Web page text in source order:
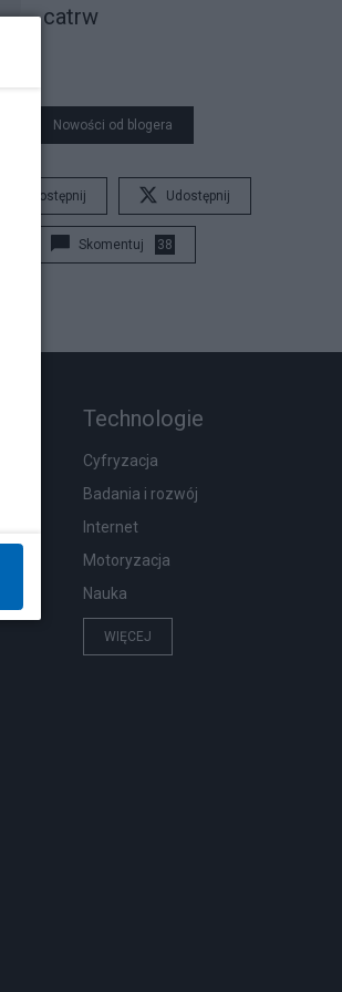
catrw
Nowości od blogera
Udostępnij Udostępnij
Skomentuj 38
Technologie
Cyfryzacja
Badania i rozwój
Internet
Motoryzacja
Nauka
WIĘCEJ